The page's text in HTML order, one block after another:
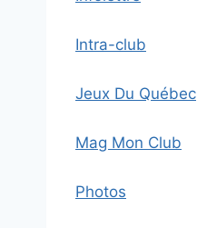
Intra-club
Jeux Du Québec
Mag Mon Club
Photos